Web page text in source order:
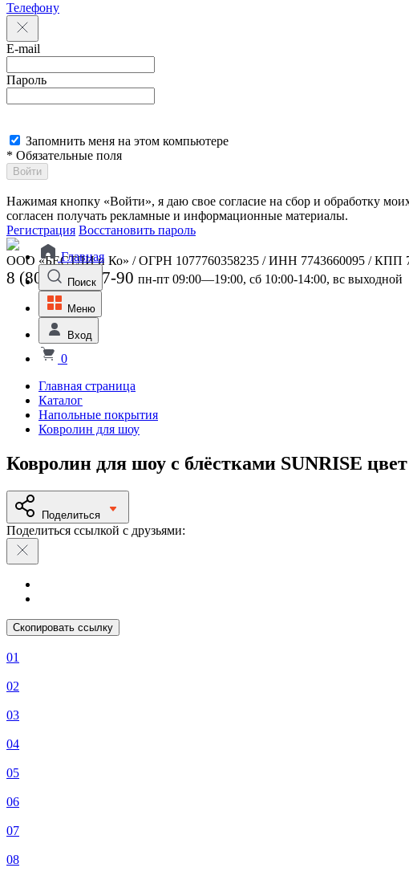
Телефону
E-mail
Пароль
Запомнить меня на этом компьютере
* Обязательные поля
Войти
Нажимая кнопку «Войти», я даю свое согласие на сбор и обработку
согласен получать рекламные и информационные материалы.
Регистрация Восстановить пароль
ООО «БЕСТЛИ и Ко» / ОГРН 1077760358235 / ИНН 7743660095 / КПП
8 (800) 301-07-90 пн-пт 09:00—19:00, сб 10:00-14:00, вс выходной
Главная
Поиск
Меню
Вход
0
Главная страница
Каталог
Напольные покрытия
Ковролин для шоу
Ковролин для шоу с блёстками SUNRISE
Поделиться
Поделиться ссылкой с друзьями:
Скопировать ссылку
01
02
03
04
05
06
07
08